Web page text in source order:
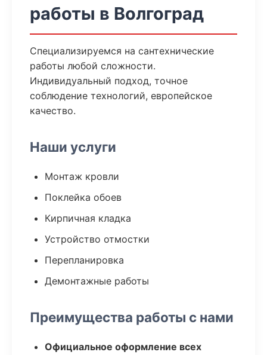
работы в Волгоград
Специализируемся на сантехнические
работы любой сложности.
Индивидуальный подход, точное
соблюдение технологий, европейское
качество.
Наши услуги
Монтаж кровли
Поклейка обоев
Кирпичная кладка
Устройство отмостки
Перепланировка
Демонтажные работы
Преимущества работы с нами
Официальное оформление всех